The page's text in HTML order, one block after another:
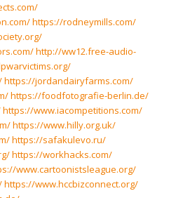
https://rodneymills.com/
http://ww12.free-audio-
https://jordandairyfarms.com/
https://foodfotografie-berlin.de/
https://www.iacompetitions.com/
https://www.hilly.org.uk/
https://safakulevo.ru/
https://workhacks.com/
www.cartoonistsleague.org/
https://www.hccbizconnect.org/